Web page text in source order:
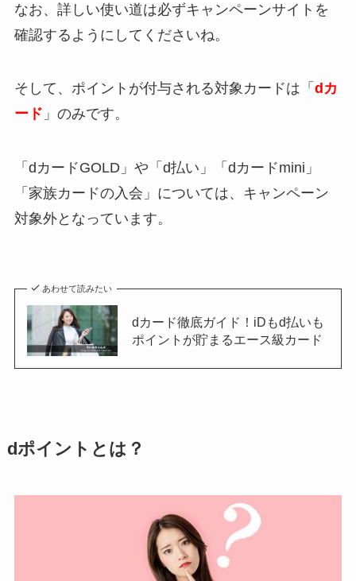
なお、詳しい使い道は必ずキャンペーンサイトを
確認するようにしてくださいね。
そして、ポイントが付与される対象カードは「 dカ
ード 」のみです。
「dカードGOLD」や「d払い」「dカードmini」
「家族カードの入会」については、キャンペーン
対象外となっています。
あわせて読みたい
dカード徹底ガイド！iDもd払いも
ポイントが貯まるエース級カード
dポイントとは？